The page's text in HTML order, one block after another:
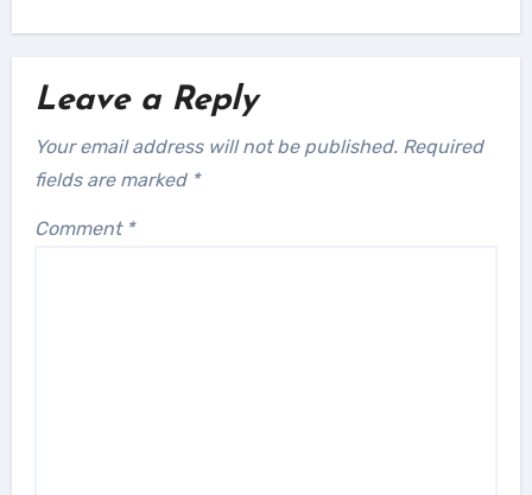
Leave a Reply
Your email address will not be published. Required
fields are marked *
Comment *